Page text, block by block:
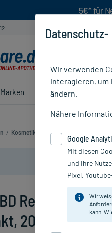
5€* für
Marken Ratgeber
/ Kosmetik Gesichtspflege
200 ml
Wir verwenden
interagieren, um
ändern.
Nähere
Google
Mit diesen
und Ihre
Pixel,
Wir
kann.